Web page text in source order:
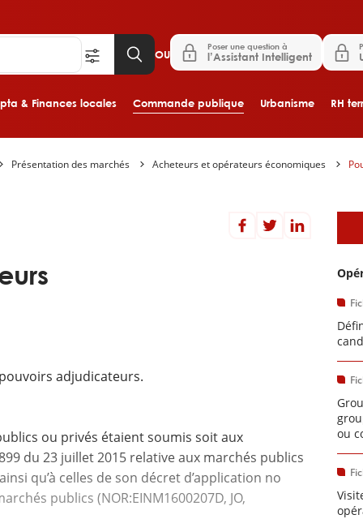
Aller au contenu principal
& Finances locales Commande publique Urbanisme RH
OU
Poser une question à
l’Assistant Intelligent
Présentation des marchés Acheteurs et opérateurs économiques
adjudicateurs.
ou privés étaient soumis soit aux
du 23 juillet 2015 relative aux marchés publics
qu’à celles de son décret d’application no
publics (NOR:EINM1600207D, JO,
ou